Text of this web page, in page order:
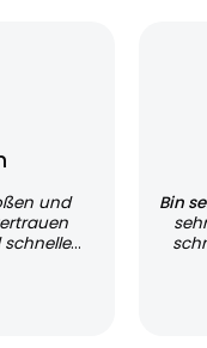
und
schnelle
Bin